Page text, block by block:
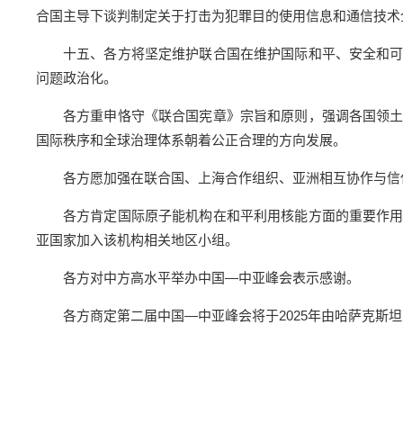
合国主导下谈判制定关于打击为犯罪目的使用信息和通信技
十五、各方将坚定维护联合国在维护国际和平、安全和
问题政治化。
各方重申恪守《联合国宪章》宗旨和原则，强调各国领
国际秩序和全球治理体系朝着公正合理的方向发展。
各方愿加强在联合国、上海合作组织、亚洲相互协作与
各方肯定国际原子能机构在和平利用核能方面的重要作
亚国家加入该机构相关地区小组。
各方对中方高水平举办中国—中亚峰会表示感谢。
各方商定第二届中国—中亚峰会将于2025年由哈萨克斯